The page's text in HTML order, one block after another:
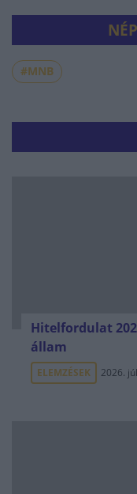
#MNB
Hitelfordulat
állam
ELEMZÉSEK 2026.